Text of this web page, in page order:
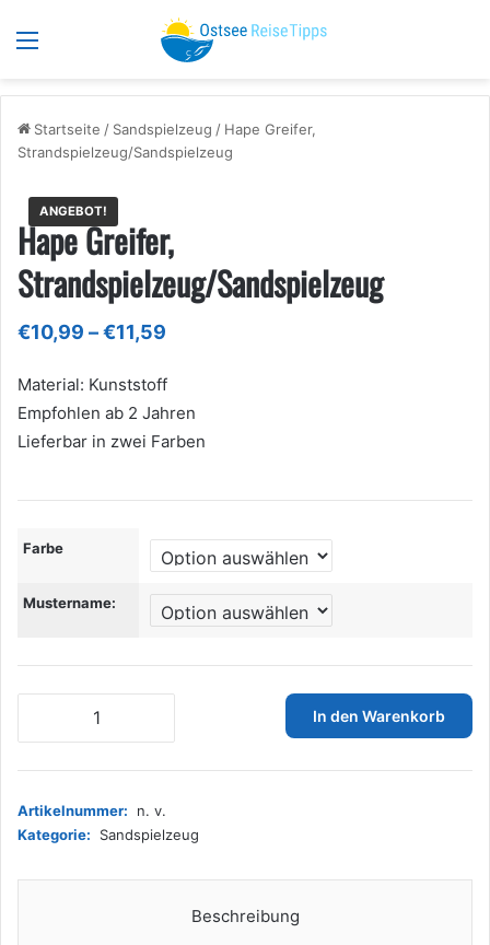
Menü
Startseite / Sandspielzeug / Hape Greifer,
Strandspielzeug/Sandspielzeug
ANGEBOT!
Hape Greifer,
Strandspielzeug/Sandspielzeug
€10,99 –€11,59
bis
Material: Kunststoff
Empfohlen ab 2 Jahren
Lieferbar in zwei Farben
Farbe
Mustername:
Menge
In den Warenkorb
Artikelnummer:
n. v.
Kategorie:
Sandspielzeug
Beschreibung